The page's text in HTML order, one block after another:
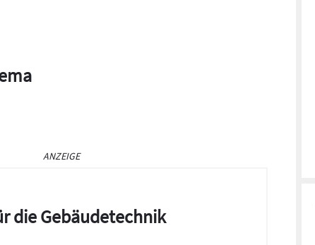
ANZEIGE
die Gebäudetechnik